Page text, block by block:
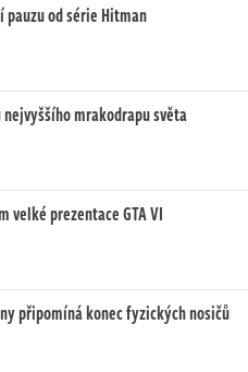
od série Hitman
mrakodrapu světa
velké prezentace GTA VI
připomíná konec fyzických nosičů